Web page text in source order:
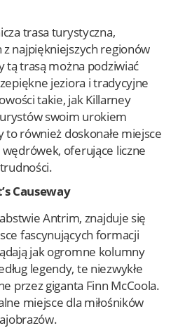
trasa turystyczna,
najpiękniejszych regionów
tą trasą można podziwiać
jeziora i tradycyjne
takie, jak Killarney
swoim urokiem
również doskonałe miejsce
wędrówek, oferujące liczne
Causeway
Antrim, znajduje się
fascynujących formacji
jak ogromne kolumny
legendy, te niezwykłe
przez giganta Finn McCoola.
miejsce dla miłośników